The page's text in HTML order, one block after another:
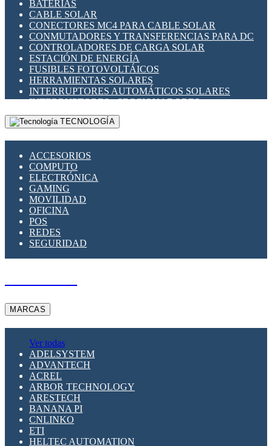
BATERÍAS
CABLE SOLAR
CONECTORES MC4 PARA CABLE SOLAR
CONMUTADORES Y TRANSFERENCIAS PARA DC
CONTROLADORES DE CARGA SOLAR
ESTACIÓN DE ENERGÍA
FUSIBLES FOTOVOLTÁICOS
HERRAMIENTAS SOLARES
INTERRUPTORES AUTOMÁTICOS SOLARES
INTERRUPTORES - SECCIONADORES
FOTOVOLTÁICOS
MONTAJE PANEL SOLAR
SUPRESOR DE TRANSIENTES SPDS PARA
APLICACIONES FOTOVOLTAICAS
TECNOLOGÍA
ACCESORIOS
COMPUTO
ELECTRÓNICA
GAMING
MOVILIDAD
OFICINA
POS
REDES
SEGURIDAD
MARCAS
Ver todas
ADELSYSTEM
ADVANTECH
ACREL
ARBOR TECHNOLOGY
ARESTECH
BANANA PI
CNLINKO
ETI
HELTEC AUTOMATION